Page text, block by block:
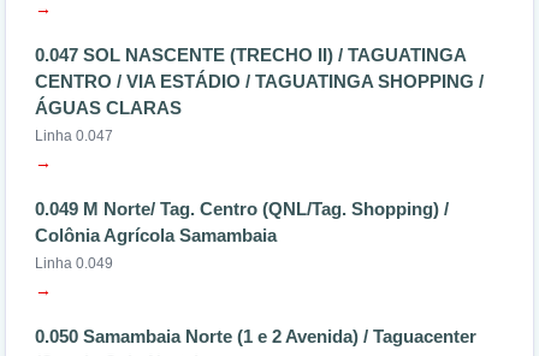
→
0.047 SOL NASCENTE (TRECHO II) / TAGUATINGA
CENTRO / VIA ESTÁDIO / TAGUATINGA SHOPPING /
ÁGUAS CLARAS
Linha 0.047
→
0.049 M Norte/ Tag. Centro (QNL/Tag. Shopping) /
Colônia Agrícola Samambaia
Linha 0.049
→
0.050 Samambaia Norte (1 e 2 Avenida) / Taguacenter